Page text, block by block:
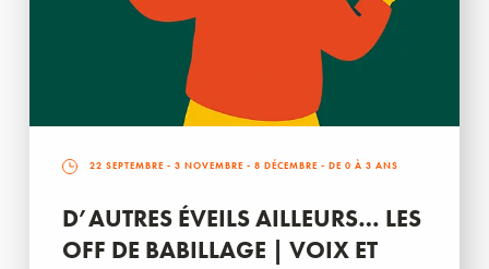
22 SEPTEMBRE - 3 NOVEMBRE - 8 DÉCEMBRE - DE 0 À 3 ANS
D’AUTRES ÉVEILS AILLEURS… LES
OFF DE BABILLAGE | VOIX ET